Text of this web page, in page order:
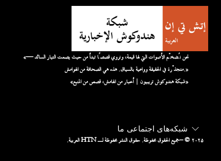
شبکه‌های اجتماعی ما
– © ۲۰۲۵جميع الحقوق محفوظة. حقوق النشر محفوظة لـ HTN العربية.
«نحن نُضخّم الأصوات التي لها قيمة، ونروي قصصًا تبدأ من حيث يصمت التيار السائد —
متجذّرة في الحقيقة وواعية بالسياق. هذه هي الصحافة من الهوامش.»
«شبكة هندوكوش تريبيون | أخبار من الهامش، قصص من المنبع»